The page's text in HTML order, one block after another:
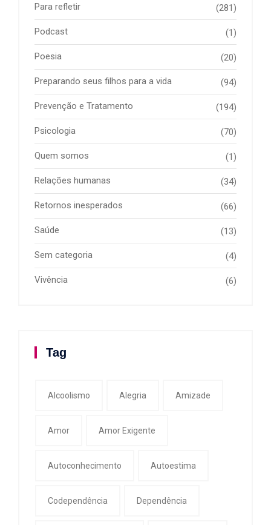
Para refletir (281)
Podcast (1)
Poesia (20)
Preparando seus filhos para a vida (94)
Prevenção e Tratamento (194)
Psicologia (70)
Quem somos (1)
Relações humanas (34)
Retornos inesperados (66)
Saúde (13)
Sem categoria (4)
Vivência (6)
Tag
Alcoolismo Alegria Amizade
Amor Amor Exigente
Autoconhecimento Autoestima
Codependência Dependência